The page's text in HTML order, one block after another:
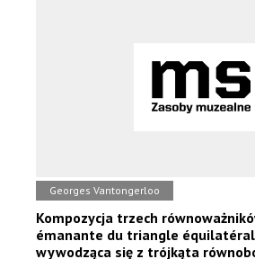
Georges Vantongerloo
Kompozycja trzech
émanante du triangle
wywodząca się z trójkąta